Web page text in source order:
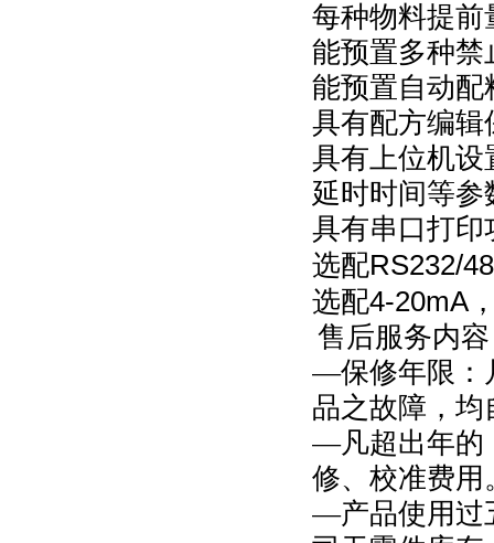
每种物料提前
能预置多种禁
能预置自动配
具有配方编辑
具有上位机设
延时时间等参
具有串口打印
选配RS232/
选配4-20mA
售后服务内
—保修年限：
品之故障，
—凡超出年的
修、校准费用
—产品使用过